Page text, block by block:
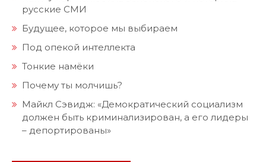
русские СМИ
Будущее, которое мы выбираем
Под опекой интеллекта
Тонкие намёки
Почему ты молчишь?
Майкл Сэвидж: «Демократический социализм
должен быть криминализирован, а его лидеры
– депортированы»